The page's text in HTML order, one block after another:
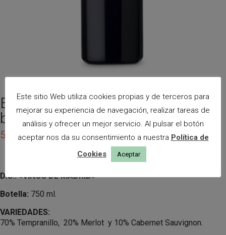
EXUN – Crianza 2020 (Caja de 6
botellas)
56,55€ (IVA incluído)
D.O.: «VINOS DE MADRID»
Botella: 750 ml.
VARIEDADES:
70% Tempranillo, 20% Merlot y 10% Cabernet Sauvignon.
Este sitio Web utiliza cookies propias y de terceros para
mejorar su experiencia de navegación, realizar tareas de
análisis y ofrecer un mejor servicio. Al pulsar el botón
aceptar nos da su consentimiento a nuestra Política de
Cookies
Aceptar